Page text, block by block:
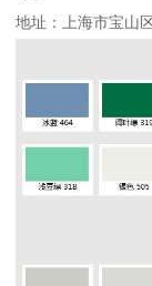
地址：上海市宝山